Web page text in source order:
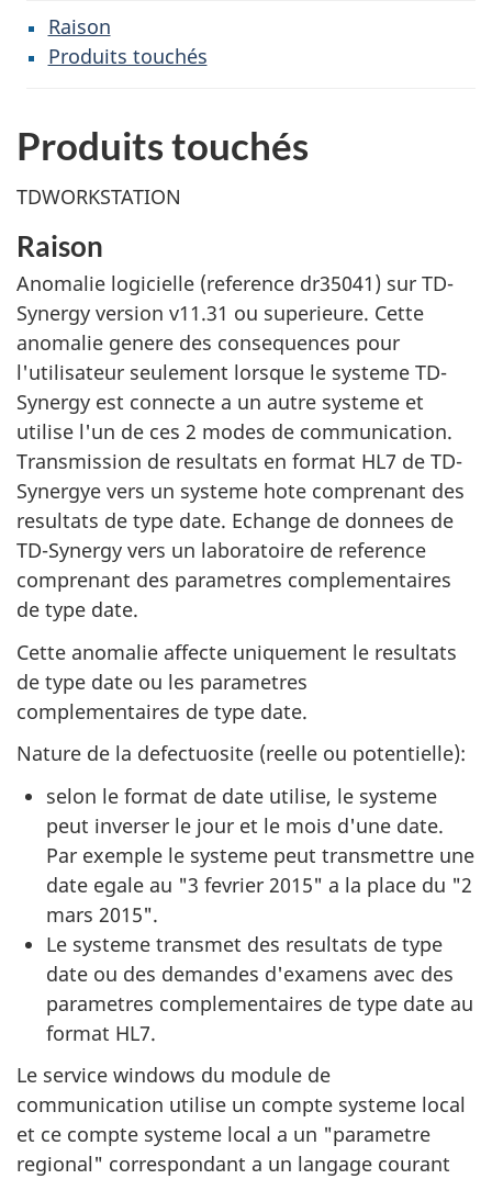
Raison
Produits touchés
Produits touchés
TDWORKSTATION
Raison
Anomalie logicielle (reference dr35041) sur TD-
Synergy version v11.31 ou superieure. Cette
anomalie genere des consequences pour
l'utilisateur seulement lorsque le systeme TD-
Synergy est connecte a un autre systeme et
utilise l'un de ces 2 modes de communication.
Transmission de resultats en format HL7 de TD-
Synergye vers un systeme hote comprenant des
resultats de type date. Echange de donnees de
TD-Synergy vers un laboratoire de reference
comprenant des parametres complementaires
de type date.
Cette anomalie affecte uniquement le resultats
de type date ou les parametres
complementaires de type date.
Nature de la defectuosite (reelle ou potentielle):
selon le format de date utilise, le systeme
peut inverser le jour et le mois d'une date.
Par exemple le systeme peut transmettre une
date egale au "3 fevrier 2015" a la place du "2
mars 2015".
Le systeme transmet des resultats de type
date ou des demandes d'examens avec des
parametres complementaires de type date au
format HL7.
Le service windows du module de
communication utilise un compte systeme local
et ce compte systeme local a un "parametre
regional" correspondant a un langage courant